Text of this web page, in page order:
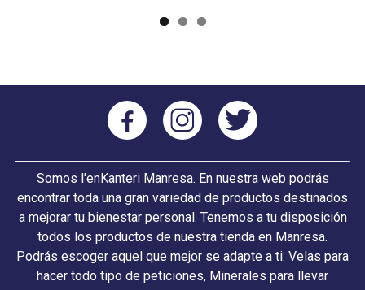
Somos l'enKanteri Manresa. En nuestra web podrás
encontrar toda una gran variedad de productos destinados
a mejorar tu bienestar personal. Tenemos a tu disposición
todos los productos de nuestra tienda en Manresa.
Podrás escoger aquel que mejor se adapte a ti: Velas para
hacer todo tipo de peticiones, Minerales para llevar